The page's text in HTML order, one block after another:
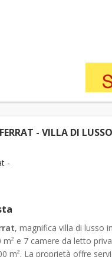
- VILLA DI
-
, magnifica villa di lusso in
m² e 7 camere da letto
m². La proprietà offre